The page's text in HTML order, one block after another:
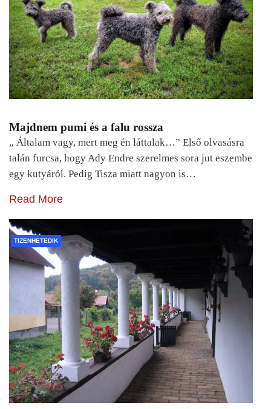
Majdnem pumi és a falu rossza
„ Általam vagy, mert meg én láttalak…” Első olvasásra
talán furcsa, hogy Ady Endre szerelmes sora jut eszembe
egy kutyáról. Pedig Tisza miatt nagyon is…
Read More
TIZENHETEDIK